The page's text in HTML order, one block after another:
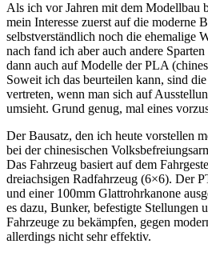
Als ich vor Jahren mit dem Modellbau
mein Interesse zuerst auf die moderne
selbstverständlich noch die ehemalige
nach fand ich aber auch andere
dann auch auf Modelle der PLA
Soweit ich das beurteilen kann, sind
vertreten, wenn man sich auf
umsieht. Grund genug, mal eines
Der Bausatz, den ich heute vorstellen
bei der chinesischen
Das Fahrzeug basiert auf dem
dreiachsigen Radfahrzeug (6×6). Der
und einer 100mm Glattrohrkanone
es dazu, Bunker, befestigte Stellungen
Fahrzeuge zu bekämpfen, gegen
allerdings nicht sehr effektiv.